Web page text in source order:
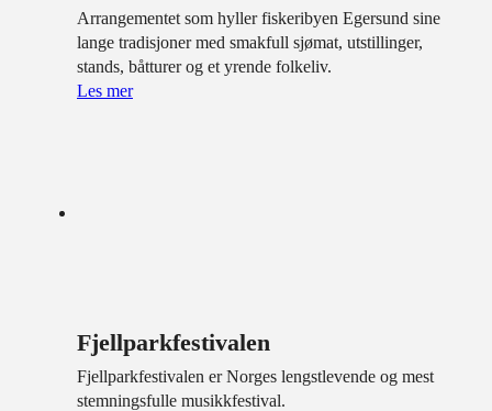
Arrangementet som hyller fiskeribyen Egersund sine
lange tradisjoner med smakfull sjømat, utstillinger,
stands, båtturer og et yrende folkeliv.
Les mer
Fjellparkfestivalen
Fjellparkfestivalen er Norges lengstlevende og mest
stemningsfulle musikkfestival.